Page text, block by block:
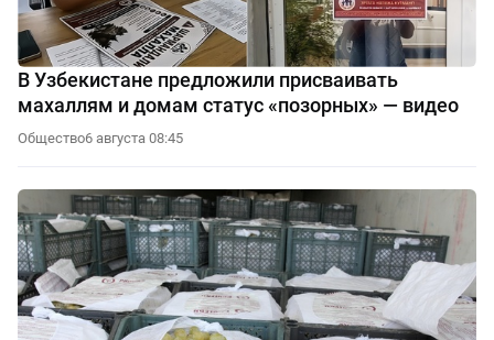
В Узбекистане предложили присваивать
махаллям и домам статус «позорных» — видео
Общество6 августа 08:45